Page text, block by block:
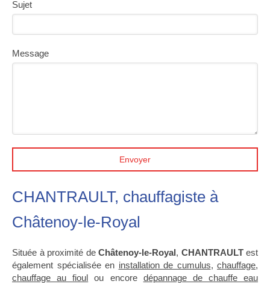
Sujet
Message
Envoyer
CHANTRAULT, chauffagiste à
Châtenoy-le-Royal
Située à proximité de Châtenoy-le-Royal, CHANTRAULTest
également spécialisée en installation de cumulus, chauffage,
chauffage au fioul ou encore dépannage de chauffe eau